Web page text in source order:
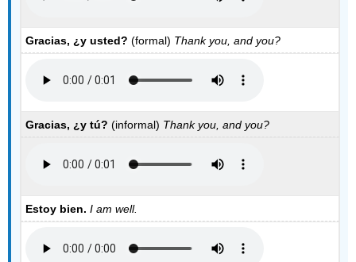
Gracias, ¿y usted? (formal) Thank you, and you?
Gracias, ¿y tú? (informal) Thank you, and you?
Estoy bien.I am well.